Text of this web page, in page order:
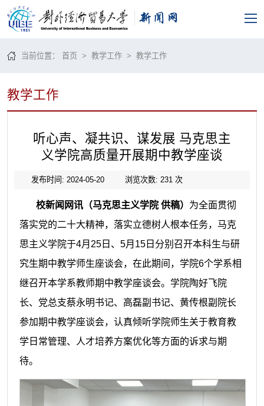
当前位置：首页 >教学工作 >教学工作
教学工作
听心声、凝共识、谋发展 马克思主
义学院高质量开展期中教学座谈
发布时间: 2024-05-20 浏览次数: 231 次
校新闻网讯（马克思主义学院 供稿） 为全面贯彻
落实党的二十大精神，落实立德树人根本任务， 马克
思主义学院于4月25日、5月15日分别召开本科生与研
究生期中教学师生座谈会， 在此期间，学院6个学系相
继召开本学系教师期中教学座谈会。学院陶好飞院
长、党总支蔡永明书记、高磊副书记、黄传根副院长
参加期中教学座谈会，认真倾听学院师生关于教育教
学日常管理、人才培养方案优化等方面的诉求与期
待。